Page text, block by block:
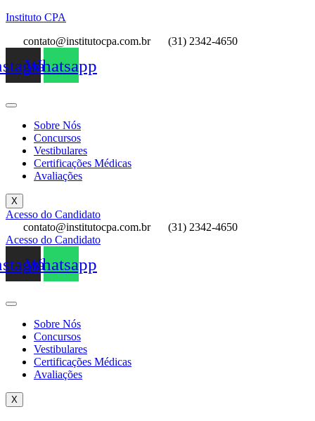
Instituto CPA
contato@institutocpa.com.br
(31) 2342-4650
Whatsapp
Sobre Nós
Concursos
Vestibulares
Certificações Médicas
Avaliações
X
Acesso do Candidato
contato@institutocpa.com.br
(31) 2342-4650
Acesso do Candidato
Whatsapp
Sobre Nós
Concursos
Vestibulares
Certificações Médicas
Avaliações
X